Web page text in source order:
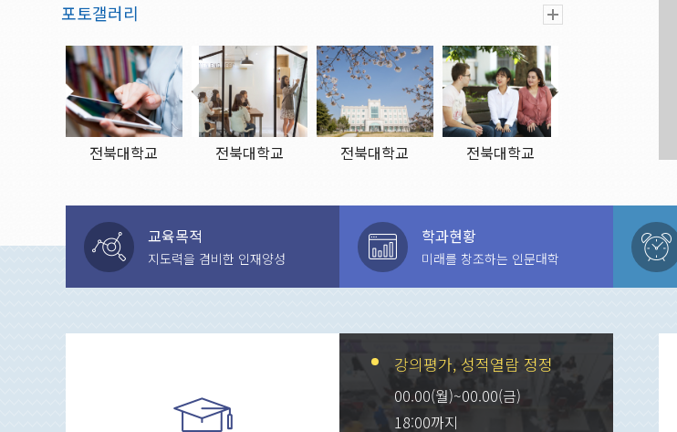
포토갤러리
전북대학교 전북대학교 전북대학교 전북대학교
교육목적
지도력을 겸비한 인재양성
학과현황
미래를 창조하는 인문대학
강의평가, 성적열람 정정
00.00(월)~00.00(금)
18:00까지